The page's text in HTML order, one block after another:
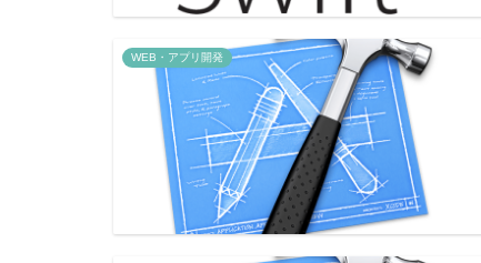
WEB・アプリ開発